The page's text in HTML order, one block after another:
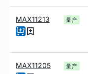
MAX11213 量产
MAX11205 量产